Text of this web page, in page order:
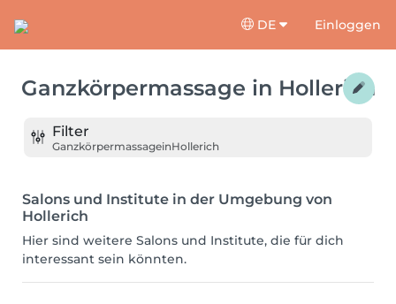
DE Einloggen
Ganzkörpermassage in Hollerich
Filter
GanzkörpermassageinHollerich
Salons und Institute in der Umgebung von
Hollerich
Hier sind weitere Salons und Institute, die für dich
interessant sein könnten.